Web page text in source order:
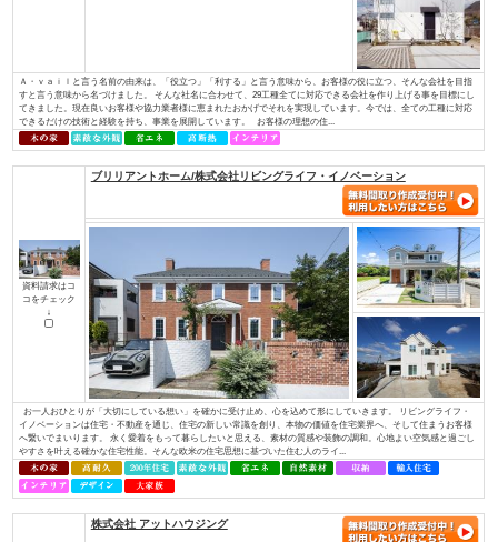
資料請求はコ
コをチェック
Ａ・ｖａｉｌと言う名前の由来は、「役立つ」「利する」と言う意味から
すと言う意味から名づけました。 そんな社名に合わせて、29工種全てに対